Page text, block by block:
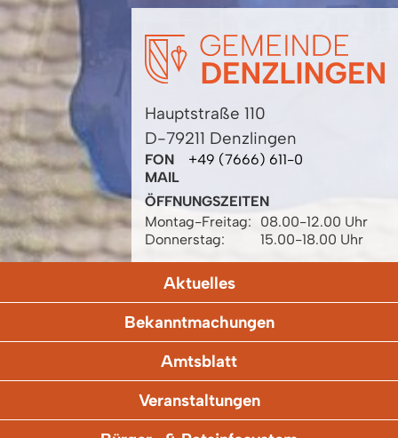
Hauptstraße 110
D-79211 Denzlingen
FON
+49 (7666) 611-0
MAIL
ÖFFNUNGSZEITEN
Montag-Freitag:
08.00-12.00 Uhr
Donnerstag:
15.00-18.00 Uhr
Aktuelles
Bekanntmachungen
Amtsblatt
Veranstaltungen